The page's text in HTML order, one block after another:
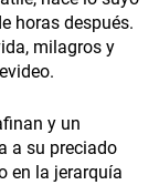
horas después.
milagros y
y un
a su preciado
en la jerarquía